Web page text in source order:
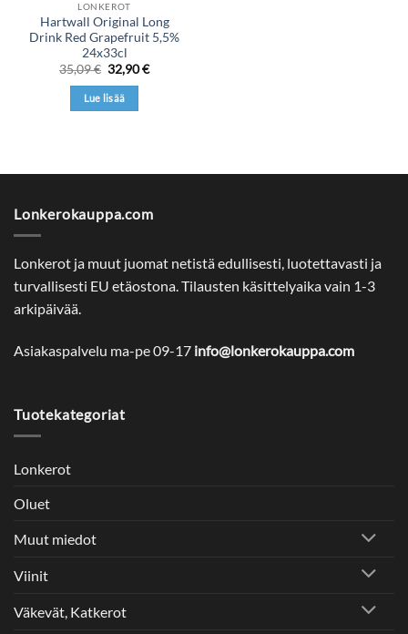
LONKEROT
Hartwall Original Long
Drink Red Grapefruit 5,5%
24x33cl
35,09€ Alkuperäinen
hinta
oli:
35,09 €.
32,90€Nykyinen
Lue lisää
Lonkerokauppa.com
Lonkerot ja muut juomat netistä edullisesti, luotettavasti ja
turvallisesti EU etäostona. Tilausten käsittelyaika vain 1-3
arkipäivää.
Asiakaspalvelu ma-pe 09-17 info@lonkerokauppa.com
Tuotekategoriat
Lonkerot
Oluet
Muut miedot
Viinit
Väkevät, Katkerot